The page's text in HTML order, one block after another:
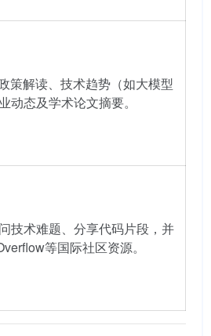
策解读、技术趋势（如大模型
动态及学术论文摘要。
技术难题、分享代码片段，并
等国际社区资源。